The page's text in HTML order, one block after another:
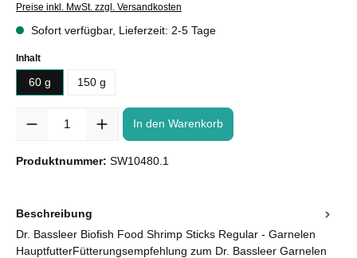
Preise inkl. MwSt. zzgl. Versandkosten
Sofort verfügbar, Lieferzeit: 2-5 Tage
Inhalt
60 g 150 g
In den Warenkorb
Produktnummer: SW10480.1
Beschreibung
Dr. Bassleer Biofish Food Shrimp Sticks Regular - Garnelen
HauptfutterFütterungsempfehlung zum Dr. Bassleer Garnelen